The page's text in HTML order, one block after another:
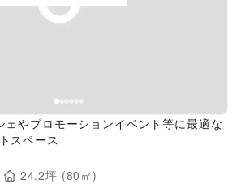
ェやプロモーションイベント等に最適な
スペース
24.2坪 (80 ㎡)